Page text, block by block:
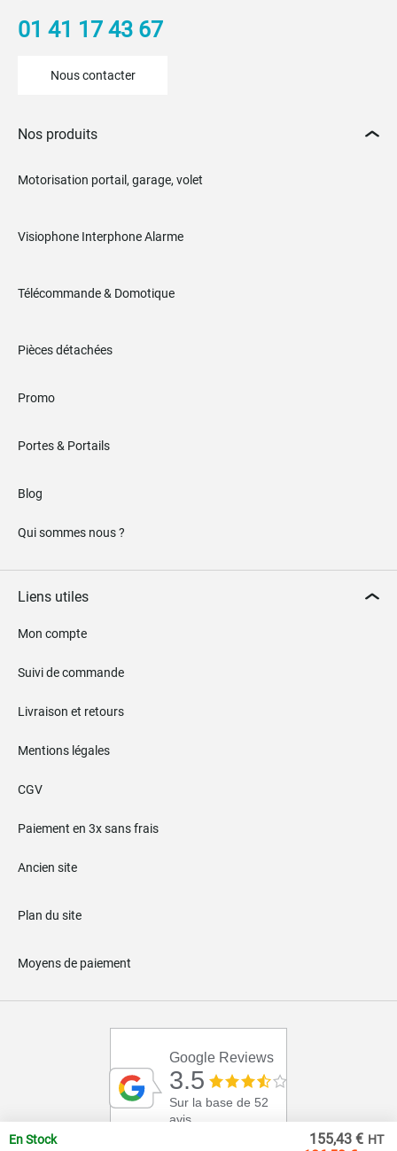
155,43 €
En Stock
01 41 17 43 67
Nous contacter
Nos produits
Motorisation portail, garage, volet
Visiophone Interphone Alarme
Télécommande & Domotique
Pièces détachées
Promo
Portes & Portails
Blog
Qui sommes nous ?
Liens utiles
Mon compte
Suivi de commande
Livraison et retours
Mentions légales
CGV
Paiement en 3x sans frais
Ancien site
Plan du site
Moyens de paiement
Google Reviews
3.5
Sur la base de 52
avis